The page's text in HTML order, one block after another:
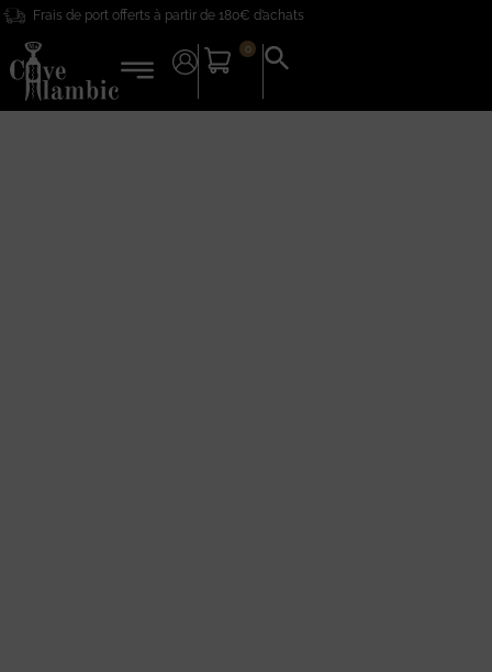
Frais de port offerts à partir de 180€ d’achats
0
Search
for: